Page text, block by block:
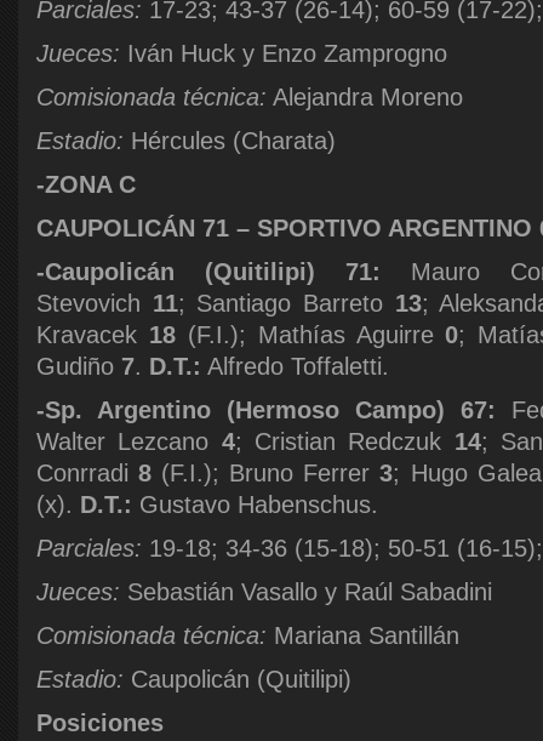
Parciales: 17-23; 43-37 (26-14); 60-59 (17-
Jueces: Iván Huck y Enzo Zamprogno
Comisionada técnica: Alejandra Moreno
Estadio: Hércules (Charata)
-ZONA C
CAUPOLICÁN 71 – SPORTIVO ARGENTINO
-Caupolicán (Quitilipi) 71: Mauro
Stevovich 11; Santiago Barreto 13;
Kravacek 18(F.I.); Mathías Aguirre 0;
Gudiño 7. D.T.: Alfredo Toffaletti.
-Sp. Argentino (Hermoso Campo) 67:
Walter Lezcano 4; Cristian Redczuk 14;
Conrradi8 (F.I.); Bruno Ferrer3; Hugo
(x). D.T.: Gustavo Habenschus.
Parciales: 19-18; 34-36 (15-18); 50-51 (16-
Jueces: Sebastián Vasallo y Raúl Sabadini
Comisionada técnica: Mariana Santillán
Estadio: Caupolicán (Quitilipi)
Posiciones